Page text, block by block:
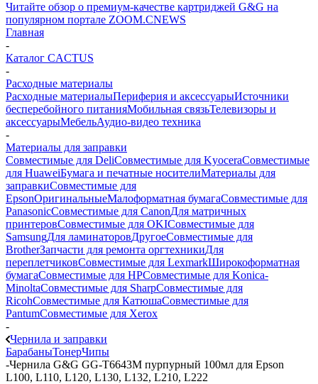
Читайте обзор о премиум-качестве картриджей G&G на
популярном портале ZOOM.CNEWS
Главная
-
Каталог CACTUS
-
Расходные материалы
Расходные материалыПериферия и аксессуарыИсточники
бесперебойного питанияМобильная связьТелевизоры и
аксессуарыМебельАудио-видео техника
-
Материалы для заправки
Совместимые для DeliСовместимые для KyoceraСовместимые
для HuaweiБумага и печатные носителиМатериалы для
заправкиСовместимые для
EpsonОригинальныеМалоформатная бумагаСовместимые для
PanasonicСовместимые для CanonДля матричных
принтеровСовместимые для OKIСовместимые для
SamsungДля ламинаторовДругоеСовместимые для
BrotherЗапчасти для ремонта оргтехникиДля
переплетчиковСовместимые для LexmarkШирокоформатная
бумагаСовместимые для HPСовместимые для Konica-
MinoltaСовместимые для SharpСовместимые для
RicohСовместимые для КатюшаСовместимые для
PantumСовместимые для Xerox
-
Чернила и заправки
БарабаныТонерЧипы
-Чернила G&G GG-T6643M пурпурный 100мл для Epson
L100, L110, L120, L130, L132, L210, L222